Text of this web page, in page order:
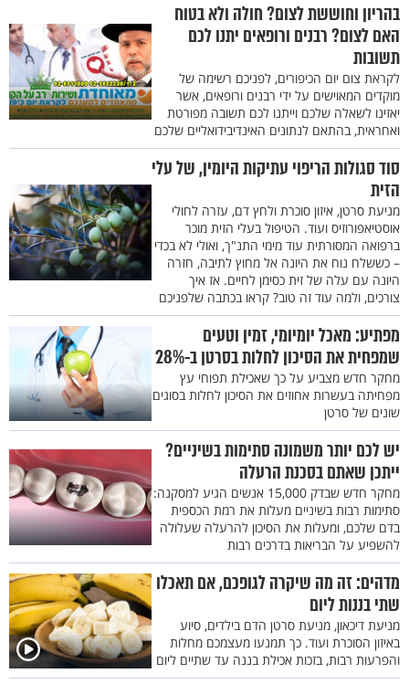
בהריון וחוששת לצום? חולה ולא בטוח
האם לצום? רבנים ורופאים יתנו לכם
תשובות
לקראת צום יום הכיפורים, לפניכם רשימה של
מוקדים המאוישים על ידי רבנים ורופאים, אשר
יאזינו לשאלה שלכם וייתנו לכם תשובה מפורטת
ואחראית, בהתאם לנתונים האינדיבידואליים שלכם
סוד סגולות הריפוי עתיקות היומין, של עלי
הזית
מניעת סרטן, איזון סוכרת ולחץ דם, עזרה לחולי
אוסטיאפורוזיס ועוד. הטיפול בעלי הזית מוכר
ברפואה המסורתית עוד מימי התנ"ך, ואולי לא בכדי
– כששלח נוח את היונה אל מחוץ לתיבה, חזרה
היונה עם עלה של זית כסימן לחיים. אז איך
צורכים, ולמה עוד זה טוב? קראו בכתבה שלפניכם
מפתיע: מאכל יומיומי, זמין וטעים
שמפחית את הסיכון לחלות בסרטן ב-28%
מחקר חדש מצביע על כך שאכילת תפוחי עץ
מפחיתה בעשרות אחוזים את הסיכון לחלות בסוגים
שונים של סרטן
יש לכם יותר משמונה סתימות בשיניים?
ייתכן שאתם בסכנת הרעלה
מחקר חדש שבדק 15,000 אנשים הגיע למסקנה:
סתימות רבות בשיניים מעלות את רמת הכספית
בדם שלכם, ומעלות את הסיכון להרעלה שעלולה
להשפיע על הבריאות בדרכים רבות
מדהים: זה מה שיקרה לגופכם, אם תאכלו
שתי בננות ליום
מניעת דיכאון, מניעת סרטן הדם בילדים, סיוע
באיזון הסוכרת ועוד. כך תמנעו מעצמכם מחלות
והפרעות רבות, בזכות אכילת בננה עד שתיים ליום